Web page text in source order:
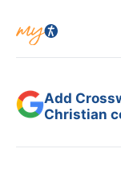
Add
Christian